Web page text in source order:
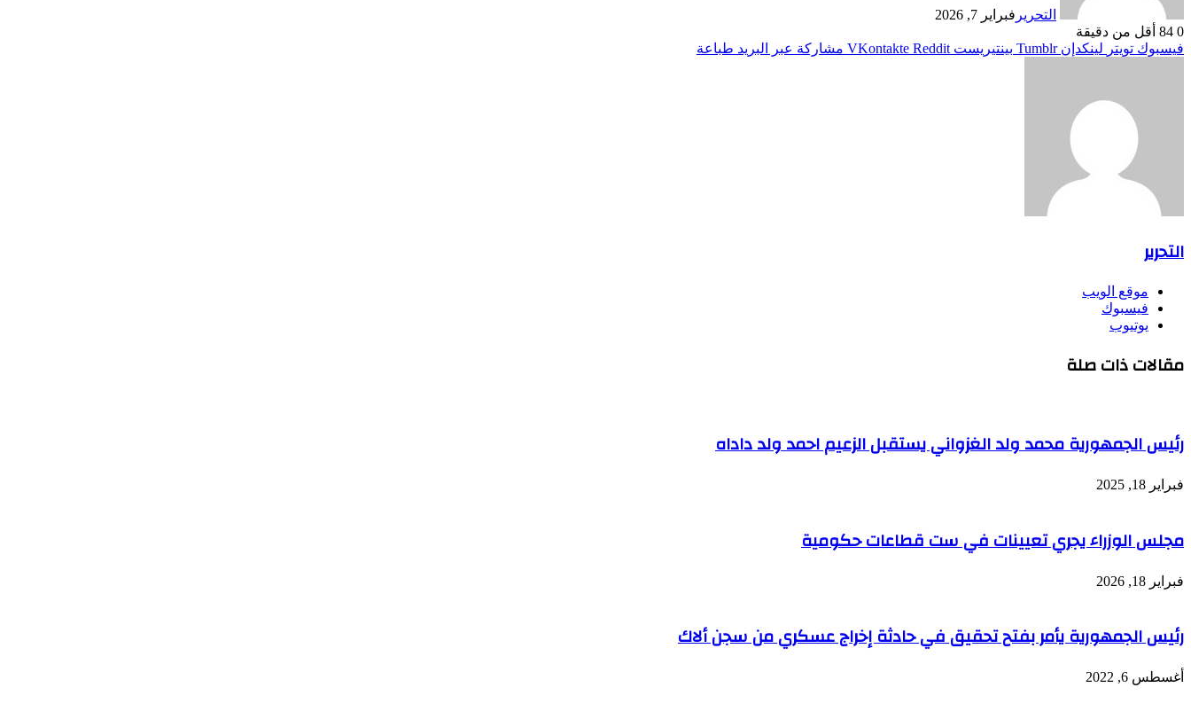
التحرير فبراير 7, 2026
0
أقل من دقيقة
فيسبوك تويتر لينكدإن بينتيريست مشاركة عبر البريد طباعة
التحرير
موقع الويب
فيسبوك
يوتيوب
مقالات ذات صلة
رئيس الجمهورية محمد ولد الغزواني يستقبل الزعيم احمد ولد داداه
فبراير 18, 2025
مجلس الوزراء يجري تعيينات في ست قطاعات حكومية
فبراير 18, 2026
رئيس الجمهورية يأمر بفتح تحقيق في حادثة إخراج عسكري من سجن ألاك
أغسطس 6, 2022